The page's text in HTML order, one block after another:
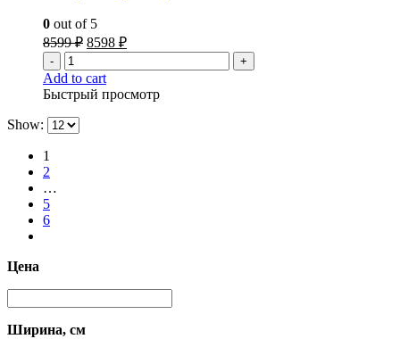
0 out of 5
8599₽ 8598 ₽
- +
Add to cart
Быстрый просмотр
Show:
1
2
…
5
6
Цена
Ширина, см